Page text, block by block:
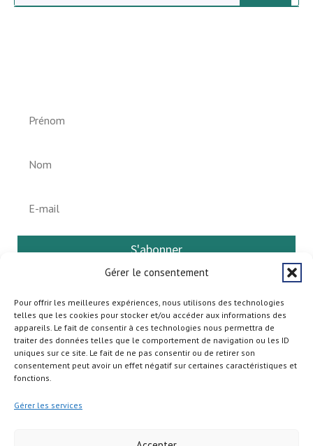
Gérer le consentement
Pour offrir les meilleures expériences, nous utilisons des technologies
telles que les cookies pour stocker et/ou accéder aux informations des
appareils. Le fait de consentir à ces technologies nous permettra de
traiter des données telles que le comportement de navigation ou les ID
uniques sur ce site. Le fait de ne pas consentir ou de retirer son
consentement peut avoir un effet négatif sur certaines caractéristiques et
fonctions.
Gérer les services
S'abonner